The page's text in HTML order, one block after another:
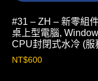
#31 – ZH – 新零組
桌上型電腦,
CPU封閉式水冷 (服
NT$600